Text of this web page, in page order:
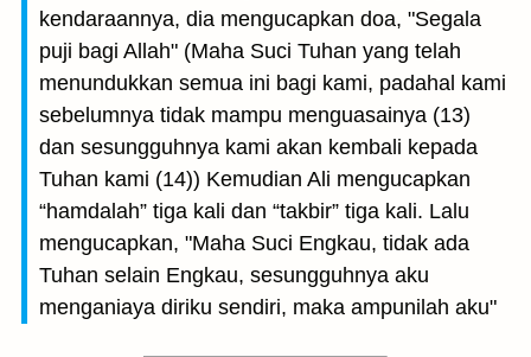
kendaraannya, dia mengucapkan doa, "Segala
puji bagi Allah" (Maha Suci Tuhan yang telah
menundukkan semua ini bagi kami, padahal kami
sebelumnya tidak mampu menguasainya (13)
dan sesungguhnya kami akan kembali kepada
Tuhan kami (14)) Kemudian Ali mengucapkan
“hamdalah” tiga kali dan “takbir” tiga kali. Lalu
mengucapkan, "Maha Suci Engkau, tidak ada
Tuhan selain Engkau, sesungguhnya aku
menganiaya diriku sendiri, maka ampunilah aku"